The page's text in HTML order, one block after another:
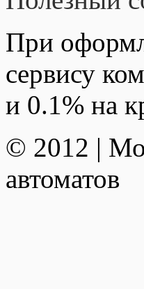
При
сервису
и 0.1% на
© 2012 |
автоматов